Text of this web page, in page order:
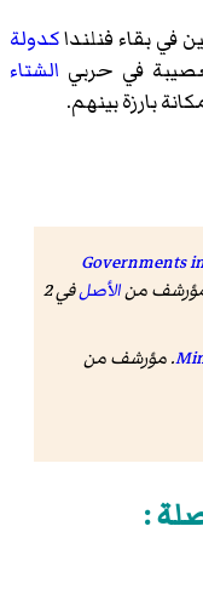
في بقاء فنلنداكدولة
في حربي الشتاء
بارزة بينهم.
الأصل
في 2
: